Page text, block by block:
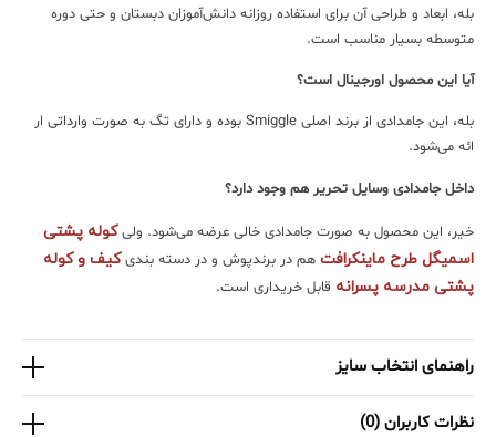
بله، ابعاد و طراحی آن برای استفاده روزانه دانش‌آموزان دبستان و حتی دوره
متوسطه بسیار مناسب است.
آیا این محصول اورجینال است؟
بله، این جامدادی از برند اصلی Smiggle بوده و دارای تگ به صورت وارداتی ار
ائه می‌شود.
داخل جامدادی وسایل تحریر هم وجود دارد؟
خیر، این محصول به صورت جامدادی خالی عرضه می‌شود. ولیکوله پشتی
اسمیگل طرح ماینکرافت هم در برندپوش و در دسته بندیکیف و کوله
پشتی مدرسه پسرانه قابل خریداری است.
راهنمای انتخاب سایز
نظرات کاربران (0)